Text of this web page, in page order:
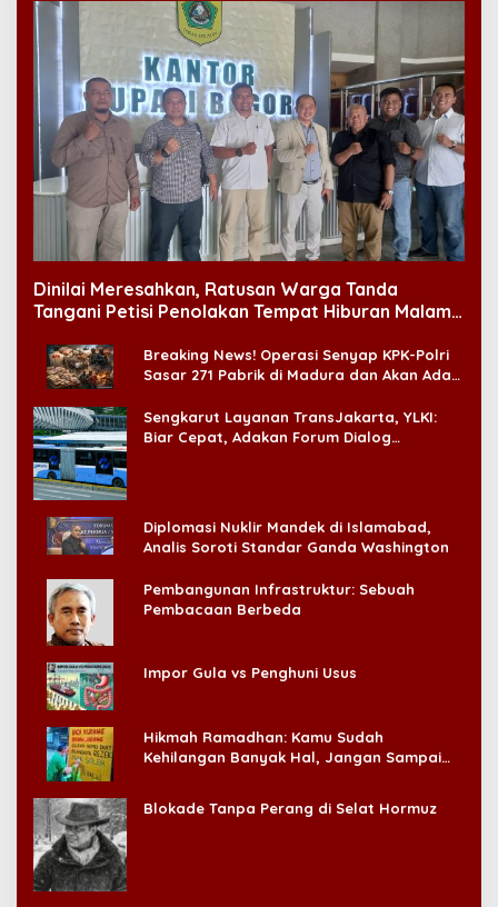
Dinilai Meresahkan, Ratusan Warga Tanda
Tangani Petisi Penolakan Tempat Hiburan Malam
Breaking News! Operasi Senyap KPK-Polri
Sasar 271 Pabrik di Madura dan Akan Ada
Sengkarut Layanan TransJakarta, YLKI:
Biar Cepat, Adakan Forum Dialog
Diplomasi Nuklir Mandek di Islamabad,
Analis Soroti Standar Ganda Washington
Pembangunan Infrastruktur: Sebuah
Pembacaan Berbeda
Impor Gula vs Penghuni Usus
Hikmah Ramadhan: Kamu Sudah
Kehilangan Banyak Hal, Jangan Sampai
Blokade Tanpa Perang di Selat Hormuz